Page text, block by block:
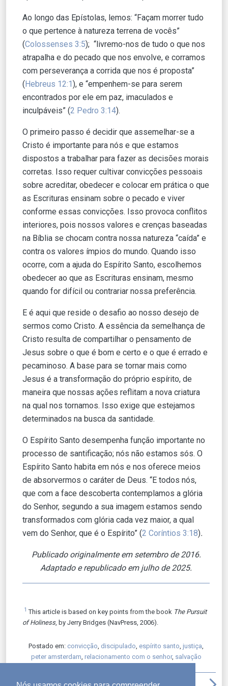
Ao longo das Epístolas, lemos: “Façam morrer tudo
o que pertence à natureza terrena de vocês”
(Colossenses 3:5); “livremo-nos de tudo o que nos
atrapalha e do pecado que nos envolve, e corramos
com perseverança a corrida que nos é proposta”
(Hebreus 12:1), e “empenhem-se para serem
encontrados por ele em paz, imaculados e
inculpáveis” (2 Pedro 3:14).
O primeiro passo é decidir que assemelhar-se a
Cristo é importante para nós e que estamos
dispostos a trabalhar para fazer as decisões morais
corretas. Isso requer cultivar convicções pessoais
sobre acreditar, obedecer e colocar em prática o que
as Escrituras ensinam sobre o pecado e viver
conforme essas convicções. Isso provoca conflitos
interiores, pois nossos valores e crenças baseadas
na Bíblia se chocam contra nossa natureza “caída” e
contra os valores ímpios do mundo. Quando isso
ocorre, com a ajuda do Espírito Santo, escolhemos
obedecer ao que as Escrituras ensinam, mesmo
quando for difícil ou contrariar nossa preferência.
E é aqui que reside o desafio ao nosso desejo de
sermos como Cristo. A essência da semelhança de
Cristo resulta de compartilhar o pensamento de
Jesus sobre o que é bom e certo e o que é errado e
pecaminoso. A base para se tornar mais como
Jesus é a transformação do próprio espírito, de
maneira que nossas ações reflitam a nova criatura
na qual nos tornamos. Isso exige que estejamos
determinados na busca da santidade.
O Espírito Santo desempenha função importante no
processo de santificação; nós não estamos sós. O
Espírito Santo habita em nós e nos oferece meios
de absorvermos o caráter de Deus. “E todos nós,
que com a face descoberta contemplamos a glória
do Senhor, segundo a sua imagem estamos sendo
transformados com glória cada vez maior, a qual
vem do Senhor, que é o Espírito” (2 Coríntios 3:18).
Publicado originalmente em setembro de 2016.
Adaptado e republicado em julho de 2025.
1 This article is based on key points from the book The Pursuit
of Holiness, by Jerry Bridges (NavPress, 2006).
Postado em: convicção, discipulado, espírito santo, justiça,
peter amsterdam, relacionamento com o senhor, salvação